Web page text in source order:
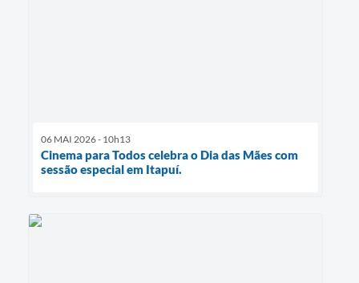
06 MAI 2026 - 10h13
Cinema para Todos celebra o Dia das Mães com
sessão especial em Itapuí.